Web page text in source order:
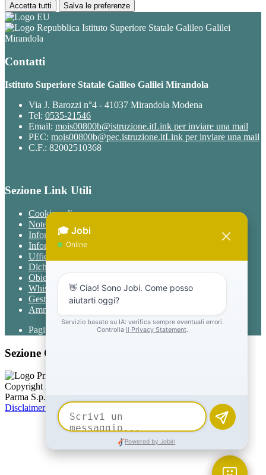
Accetta tutti Salva le preferenze
Istituto Superiore Statale Galileo Galilei
Mirandola
Contatti
Istituto Superiore Statale Galileo Galilei Mirandola
Via J. Barozzi n°4 - 41037 Mirandola Modena
Tel: 0535-21546
Email: mois00800b@istruzione.itLink per inviare una mail
PEC: mois00800b@pec.istruzione.itLink per inviare una mail
C.F.: 82002510368
Sezione Link Utili
Cookie policy
Note legali
Informativa Privacy
Informativa Privacy chatbot Jobi
Ufficio Relazioni con il Pubblico
Dichiarazione di accessibilità
Obiettivi di accessibilità
Whistleblowing
Gestione consensi cookie
Amministrazione trasparente
Pagina visualizzata1241volte
Sezione Copyright
Copyright 2026 | Engineered and powered by Gruppo Spaggiari
Parma S.p.A. | Divisione Publishing & New Social Media
Disclaimer trattamento dati personali